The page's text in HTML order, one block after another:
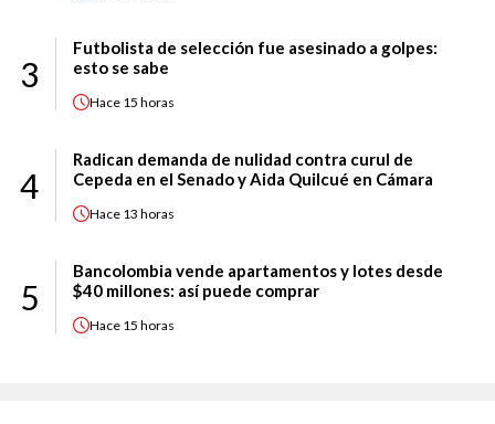
3
Futbolista de selección fue asesinado a golpes:
esto se sabe
Hace 15 horas
4
Radican demanda de nulidad contra curul de
Cepeda en el Senado y Aida Quilcué en Cámara
Hace 13 horas
5
Bancolombia vende apartamentos y lotes desde
$40 millones: así puede comprar
Hace 15 horas